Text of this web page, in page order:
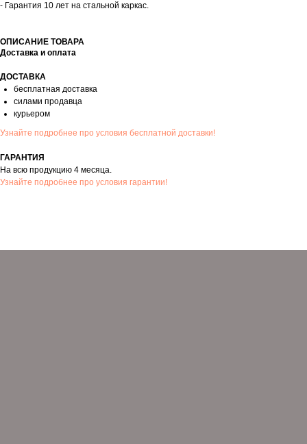
- Гарантия 10 лет на стальной каркас.
ОПИСАНИЕ ТОВАРА
Доставка и оплата
ДОСТАВКА
бесплатная доставка
силами продавца
курьером
Узнайте подробнее про условия бесплатной доставки!
ГАРАНТИЯ
На всю продукцию 4 месяца.
Узнайте подробнее про условия гарантии!
ОТЗЫВЫ
ДОСТАВКА И ГАРАНТИЯ